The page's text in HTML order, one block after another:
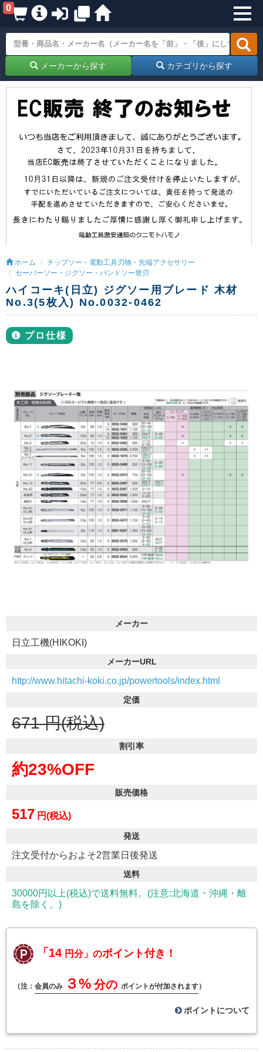
0
メーカーから探す カテゴリから探す
ホーム
チップソー・電動工具刃物・先端アクセサリー
セーバーソー・ジグソー・バンドソー替刃
ハイコーキ(日立) ジグソー用ブレード 木材
No.3(5枚入) No.0032-0462
プロ仕様
メーカー
日立工機(HIKOKI)
メーカーURL
http://www.hitachi-koki.co.jp/powertools/index.html
定価
671 円(税込)
割引率
約23%OFF
販売価格
517 円(税込)
発送
注文受付からおよそ2営業日後発送
送料
30000円以上(税込)で送料無料。(注意:北海道・沖縄・離
島を除く。)
「14 円分」のポイント付き！
（注： 会員のみ ３% 分の ポイントが付加されます）
ポイントについて